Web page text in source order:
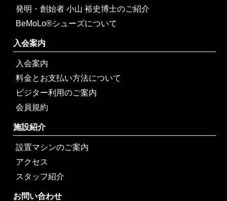
発明・創始者 小山 裕史博士のご紹介
BeMoLo®シューズについて
入会案内
入会案内
料金とお支払い方法について
ビジター利用のご案内
会員規約
施設紹介
設置マシンのご案内
アクセス
スタッフ紹介
お問い合わせ